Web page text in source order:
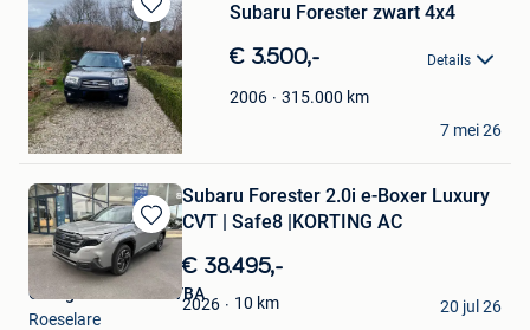
Bewaren
in
Mijn
Favorieten
Subaru Forester zwart 4x4
€ 3.500,- Details
2006 315.000 km
Laura
Teuven
7 mei 26
Bewaren
in
Mijn
Favorieten
Subaru Forester 2.0i e-Boxer Luxury
CVT | Safe8 |KORTING AC
€ 38.495,-
2026 10 km
Garage De Prêtre BVBA
Roeselare
20 jul 26